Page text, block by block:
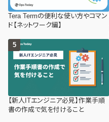
Tera Termの便利な使い方やコマン
ド【ネットワーク編】
【新人ITエンジニア必見】作業手順
書の作成で気を付けること